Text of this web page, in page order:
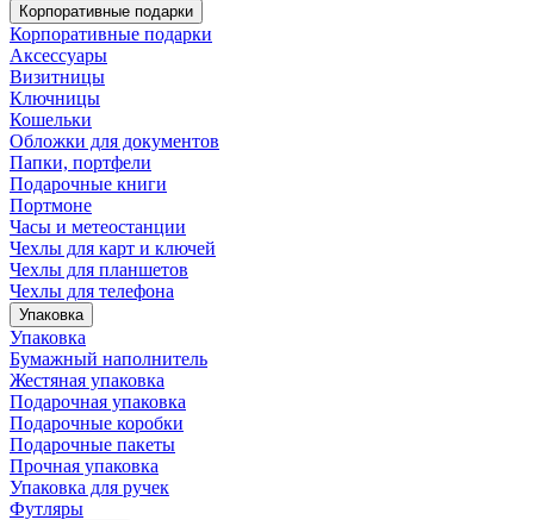
Корпоративные подарки
Корпоративные подарки
Аксессуары
Визитницы
Ключницы
Кошельки
Обложки для документов
Папки, портфели
Подарочные книги
Портмоне
Часы и метеостанции
Чехлы для карт и ключей
Чехлы для планшетов
Чехлы для телефона
Упаковка
Упаковка
Бумажный наполнитель
Жестяная упаковка
Подарочная упаковка
Подарочные коробки
Подарочные пакеты
Прочная упаковка
Упаковка для ручек
Футляры